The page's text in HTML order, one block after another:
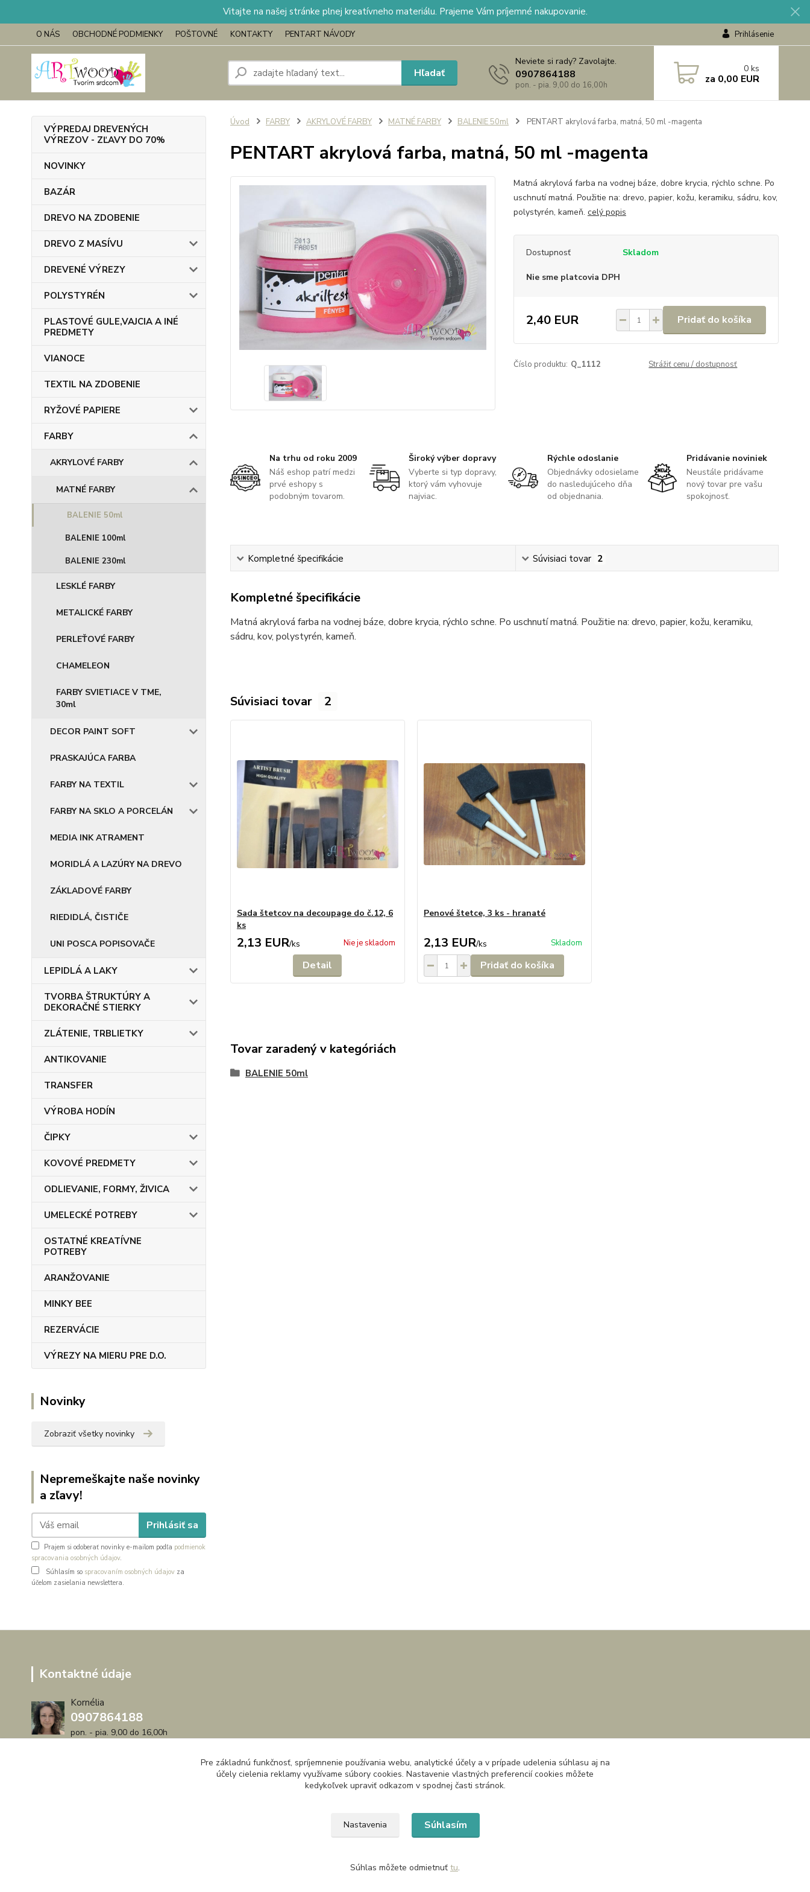
Vitajte na našej stránke plnej kreatívneho materiálu. Prajeme Vám príjemné nakupovanie.
O NÁS OBCHODNÉ PODMIENKY POŠTOVNÉ KONTAKTY PENTART NÁVODY Prihlásenie
Hľadať
Neviete si rady? Zavolajte.
0907864188
pon. - pia. 9,00 do 16,00h
0 ks
za 0,00 EUR
VÝPREDAJ DREVENÝCH
VÝREZOV - ZĽAVY DO 70%
NOVINKY
BAZÁR
DREVO NA ZDOBENIE
DREVO Z MASÍVU
DREVENÉ VÝREZY
POLYSTYRÉN
PLASTOVÉ GULE,VAJCIA A INÉ
PREDMETY
VIANOCE
TEXTIL NA ZDOBENIE
RYŽOVÉ PAPIERE
FARBY
AKRYLOVÉ FARBY
MATNÉ FARBY
BALENIE 50ml
BALENIE 100ml
BALENIE 230ml
LESKLÉ FARBY
METALICKÉ FARBY
PERLEŤOVÉ FARBY
CHAMELEON
FARBY SVIETIACE V TME,
30ml
DECOR PAINT SOFT
PRASKAJÚCA FARBA
FARBY NA TEXTIL
FARBY NA SKLO A PORCELÁN
MEDIA INK ATRAMENT
MORIDLÁ A LAZÚRY NA DREVO
ZÁKLADOVÉ FARBY
RIEDIDLÁ, ČISTIČE
UNI POSCA POPISOVAČE
LEPIDLÁ A LAKY
TVORBA ŠTRUKTÚRY A
DEKORAČNÉ STIERKY
ZLÁTENIE, TRBLIETKY
ANTIKOVANIE
TRANSFER
VÝROBA HODÍN
ČIPKY
KOVOVÉ PREDMETY
ODLIEVANIE, FORMY, ŽIVICA
UMELECKÉ POTREBY
OSTATNÉ KREATÍVNE
POTREBY
ARANŽOVANIE
MINKY BEE
REZERVÁCIE
VÝREZY NA MIERU PRE D.O.
Novinky
Zobraziť všetky novinky
Nepremeškajte naše novinky
a zľavy!
Prihlásiť sa
Prajem si odoberať novinky e-mailom podľa podmienok
spracovania osobných údajov.
Súhlasím so spracovaním osobných údajov za
účelom zasielania newslettera.
Úvod FARBY AKRYLOVÉ FARBY MATNÉ FARBY BALENIE 50ml PENTART akrylová farba, matná, 50 ml -magenta
PENTART akrylová farba, matná, 50 ml -magenta
Matná akrylová farba na vodnej báze, dobre krycia, rýchlo schne. Po
uschnutí matná. Použitie na: drevo, papier, kožu, keramiku, sádru, kov,
polystyrén, kameň. celý popis
Dostupnosť Skladom
Nie sme platcovia DPH
2,40 EUR Pridať do košíka
Číslo produktu: Q_1112 Strážiť cenu / dostupnosť
Na trhu od roku 2009
Náš eshop patrí medzi
prvé eshopy s
podobným tovarom.
Široký výber dopravy
Vyberte si typ dopravy,
ktorý vám vyhovuje
najviac.
Rýchle odoslanie
Objednávky odosielame
do nasledujúceho dňa
od objednania.
Pridávanie noviniek
Neustále pridávame
nový tovar pre vašu
spokojnosť.
Kompletné špecifikácie Súvisiaci tovar 2
Kompletné špecifikácie
Matná akrylová farba na vodnej báze, dobre krycia, rýchlo schne. Po uschnutí matná. Použitie na: drevo, papier, kožu, keramiku,
sádru, kov, polystyrén, kameň.
Súvisiaci tovar 2
Sada štetcov na decoupage do č.12, 6
ks
2,13 EUR/ks Nie je skladom
Detail
Penové štetce, 3 ks - hranaté
2,13 EUR/ks Skladom
Pridať do košíka
Tovar zaradený v kategóriách
BALENIE 50ml
Kontaktné údaje
Kornélia
0907864188
pon. - pia. 9,00 do 16,00h
Pre základnú funkčnosť, spríjemnenie používania webu, analytické účely a v prípade udelenia súhlasu aj na
účely cielenia reklamy využívame súbory cookies. Nastavenie vlastných preferencií cookies môžete
kedykoľvek upraviť odkazom v spodnej časti stránok.
Nastavenia Súhlasím
Súhlas môžete odmietnuť tu.